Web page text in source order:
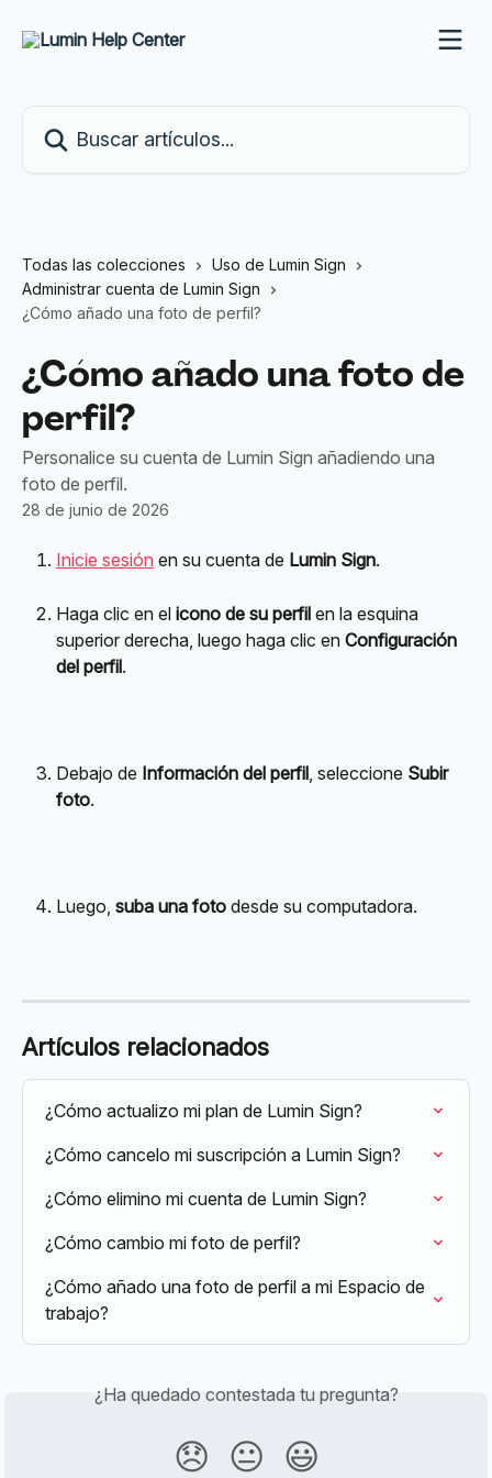
Todas las colecciones
Uso de Lumin Sign
Administrar cuenta de Lumin Sign
¿Cómo añado una foto de perfil?
¿Cómo añado una foto de
perfil?
Personalice su cuenta de Lumin Sign añadiendo una
foto de perfil.
28 de junio de 2026
Inicie sesión en su cuenta de Lumin Sign.
Haga clic en el icono de su perfil en la esquina
superior derecha, luego haga clic en Configuración
del perfil.
Debajo de Información del perfil , seleccione Subir
foto.
Luego, suba una foto desde su computadora.
Artículos relacionados
¿Cómo actualizo mi plan de Lumin Sign?
¿Cómo cancelo mi suscripción a Lumin Sign?
¿Cómo elimino mi cuenta de Lumin Sign?
¿Cómo cambio mi foto de perfil?
¿Cómo añado una foto de perfil a mi Espacio de
trabajo?
¿Ha quedado contestada tu pregunta?
😞 😐 😃